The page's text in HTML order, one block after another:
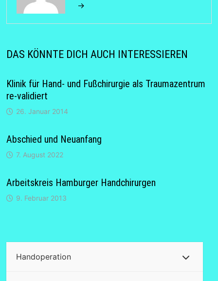
→
DAS KÖNNTE DICH AUCH INTERESSIEREN
Klinik für Hand- und Fußchirurgie als Traumazentrum
re-validiert
26. Januar 2014
Abschied und Neuanfang
7. August 2022
Arbeitskreis Hamburger Handchirurgen
9. Februar 2013
Handoperation